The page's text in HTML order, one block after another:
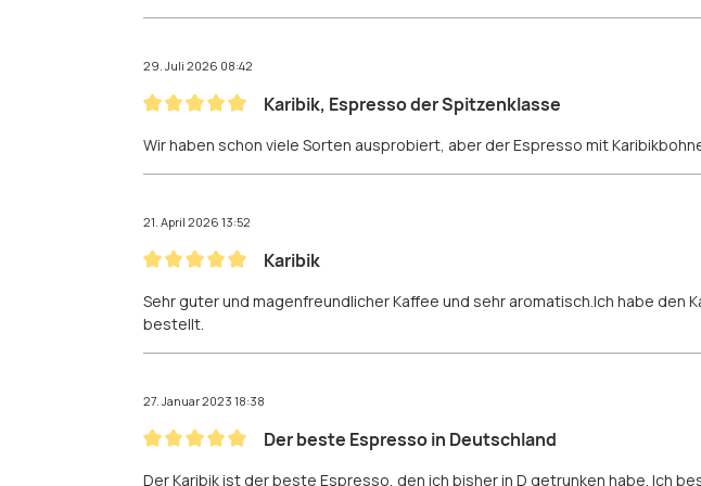
29. Juli 2026 08:42
Karibik, Espresso der Spitzenklasse
Wir haben schon viele Sorten ausprobiert, aber der Espresso mit
21. April 2026 13:52
Karibik
Sehr guter und magenfreundlicher Kaffee und sehr aromatisch.Ich habe den
bestellt.
27. Januar 2023 18:38
Der beste Espresso in Deutschland
Der Karibik ist der beste Espresso, den ich bisher in D getrunken habe. Ich